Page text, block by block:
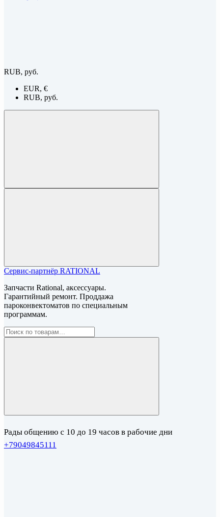
RUB, руб.
EUR, €
RUB, руб.
Сервис-партнёр RATIONAL
Запчасти Rational, аксессуары.
Гарантийный ремонт. Проддажа
пароконвектоматов по специальным
программам.
Рады общению с 10 до 19 часов в рабочие дни
+79049845111